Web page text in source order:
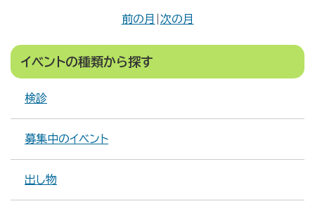
前の月 次の月
イベントの種類から探す
検診
募集中のイベント
出し物